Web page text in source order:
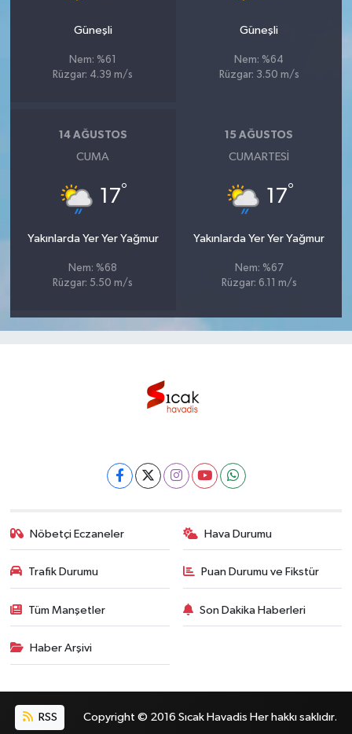
Güneşli
Nem: %61
Rüzgar: 4.39 m/s
Güneşli
Nem: %64
Rüzgar: 3.50 m/s
14 AĞUSTOS
CUMA
17°
Yakınlarda Yer Yer Yağmur
Nem: %68
Rüzgar: 5.50 m/s
15 AĞUSTOS
CUMARTESI
17°
Yakınlarda Yer Yer Yağmur
Nem: %67
Rüzgar: 6.11 m/s
Nöbetçi Eczaneler Hava Durumu
Trafik Durumu Puan Durumu ve Fikstür
Tüm Manşetler Son Dakika Haberleri
Haber Arşivi
RSS Copyright © 2016 Sıcak Havadis Her hakkı saklıdır.